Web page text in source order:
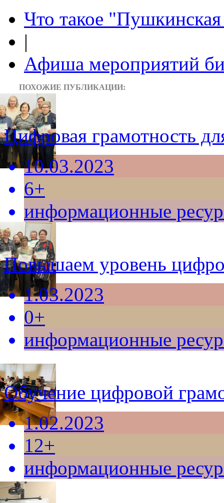
Что такое "Пушкинская
|
Афиша мероприятий
ПОХОЖИЕ ПУБЛИКАЦИИ:
Цифровая грамотность
10.03.2023
6+
информационные
Повышаем уровень
1.03.2023
0+
информационные
Обучение цифровой
1.02.2023
12+
информационные